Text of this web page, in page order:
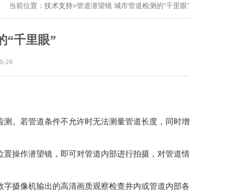
当前位置： 技术支持>管道潜望镜 城市管道检测的“千里眼”
“千里眼”
29
。若管道条件不允许时无法测量管道长度，同时增
操作潜望镜，即可对管道内部进行拍摄，对管道情
摄像机输出的高清画质观察检查井内或管道内部各